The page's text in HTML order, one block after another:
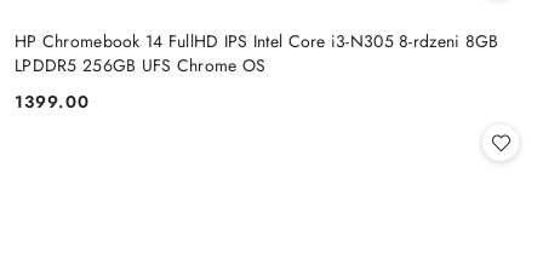
HP Chromebook 14 FullHD IPS Intel Core i3-N305 8-rdzeni 8GB
LPDDR5 256GB UFS Chrome OS
Cena:
1399.00